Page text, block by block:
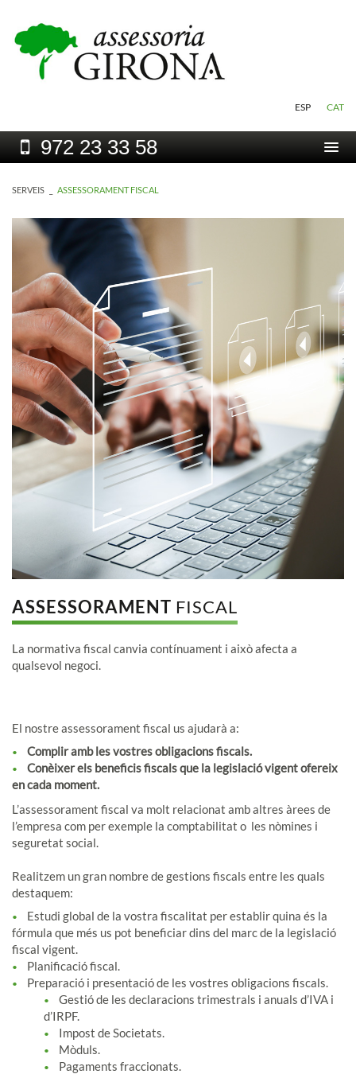
ESP CAT
972 23 33 58
SERVEIS ASSESSORAMENT FISCAL
ASSESSORAMENT FISCAL
La normativa fiscal canvia contínuament i això afecta a
qualsevol negoci.
El nostre assessorament fiscal us ajudarà a:
Complir amb les vostres obligacions fiscals.
Conèixer els beneficis fiscals que la legislació vigent ofereix
en cada moment.
L’assessorament fiscal va molt relacionat amb altres àrees de
l’empresa com per exemple la comptabilitat o les nòmines i
seguretat social.
Realitzem un gran nombre de gestions fiscals entre les quals
destaquem:
Estudi global de la vostra fiscalitat per establir quina és la
fórmula que més us pot beneficiar dins del marc de la legislació
fiscal vigent.
Planificació fiscal.
Preparació i presentació de les vostres obligacions fiscals.
Gestió de les declaracions trimestrals i anuals d’IVA i
d’IRPF.
Impost de Societats.
Mòduls.
Pagaments fraccionats.